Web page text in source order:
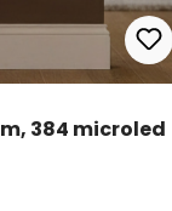
384 microled